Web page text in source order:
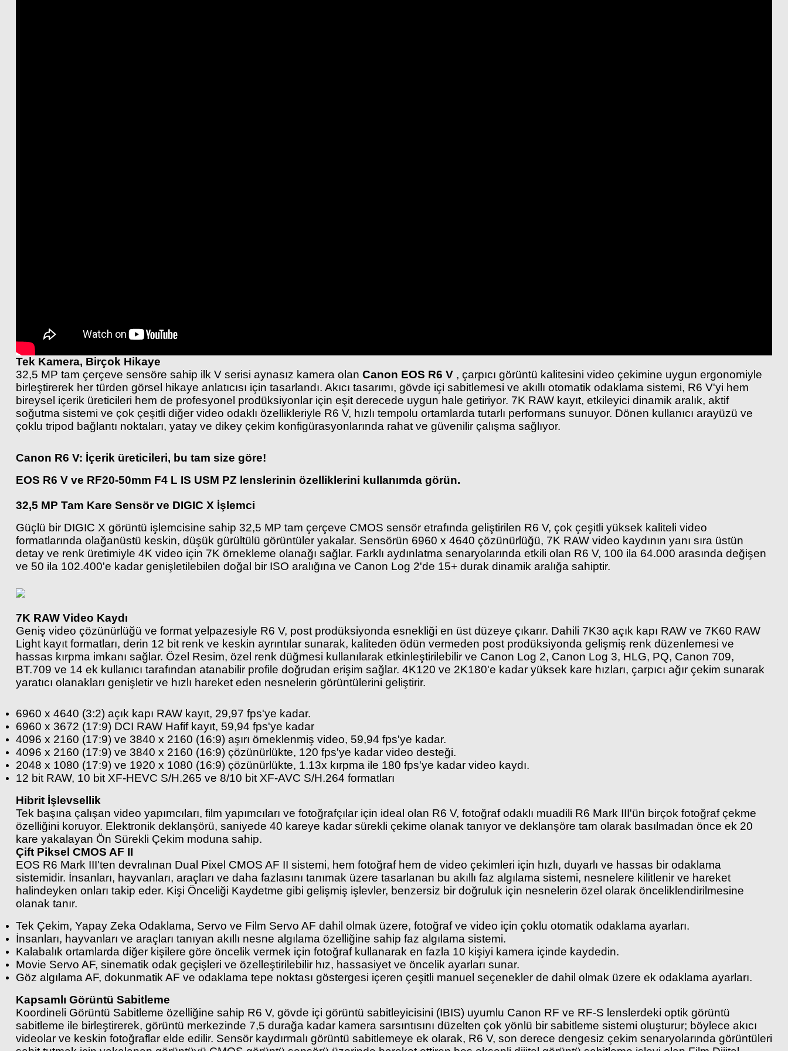
Tek Kamera, Birçok Hikaye
32,5 MP tam çerçeve sensöre sahip ilk V serisi aynasız kamera olan Canon EOS R6 V , çarpıcı görüntü kalitesini video çekimine uygun ergonomiyle
birleştirerek her türden görsel hikaye anlatıcısı için tasarlandı. Akıcı tasarımı, gövde içi sabitlemesi ve akıllı otomatik odaklama sistemi, R6 V'yi hem
bireysel içerik üreticileri hem de profesyonel prodüksiyonlar için eşit derecede uygun hale getiriyor. 7K RAW kayıt, etkileyici dinamik aralık, aktif
soğutma sistemi ve çok çeşitli diğer video odaklı özellikleriyle R6 V, hızlı tempolu ortamlarda tutarlı performans sunuyor. Dönen kullanıcı arayüzü ve
çoklu tripod bağlantı noktaları, yatay ve dikey çekim konfigürasyonlarında rahat ve güvenilir çalışma sağlıyor.
Canon R6 V: İçerik üreticileri, bu tam size göre!
EOS R6 V ve RF20-50mm F4 L IS USM PZ lenslerinin özelliklerini kullanımda görün.
32,5 MP Tam Kare Sensör ve DIGIC X İşlemci
Güçlü bir DIGIC X görüntü işlemcisine sahip 32,5 MP tam çerçeve CMOS sensör etrafında geliştirilen R6 V, çok çeşitli yüksek kaliteli video
formatlarında olağanüstü keskin, düşük gürültülü görüntüler yakalar. Sensörün 6960 x 4640 çözünürlüğü, 7K RAW video kaydının yanı sıra üstün
detay ve renk üretimiyle 4K video için 7K örnekleme olanağı sağlar. Farklı aydınlatma senaryolarında etkili olan R6 V, 100 ila 64.000 arasında değişen
ve 50 ila 102.400'e kadar genişletilebilen doğal bir ISO aralığına ve Canon Log 2'de 15+ durak dinamik aralığa sahiptir.
7K RAW Video Kaydı
Geniş video çözünürlüğü ve format yelpazesiyle R6 V, post prodüksiyonda esnekliği en üst düzeye çıkarır. Dahili 7K30 açık kapı RAW ve 7K60 RAW
Light kayıt formatları, derin 12 bit renk ve keskin ayrıntılar sunarak, kaliteden ödün vermeden post prodüksiyonda gelişmiş renk düzenlemesi ve
hassas kırpma imkanı sağlar. Özel Resim, özel renk düğmesi kullanılarak etkinleştirilebilir ve Canon Log 2, Canon Log 3, HLG, PQ, Canon 709,
BT.709 ve 14 ek kullanıcı tarafından atanabilir profile doğrudan erişim sağlar. 4K120 ve 2K180'e kadar yüksek kare hızları, çarpıcı ağır çekim sunarak
yaratıcı olanakları genişletir ve hızlı hareket eden nesnelerin görüntülerini geliştirir.
6960 x 4640 (3:2) açık kapı RAW kayıt, 29,97 fps'ye kadar.
6960 x 3672 (17:9) DCI RAW Hafif kayıt, 59,94 fps'ye kadar
4096 x 2160 (17:9) ve 3840 x 2160 (16:9) aşırı örneklenmiş video, 59,94 fps'ye kadar.
4096 x 2160 (17:9) ve 3840 x 2160 (16:9) çözünürlükte, 120 fps'ye kadar video desteği.
2048 x 1080 (17:9) ve 1920 x 1080 (16:9) çözünürlükte, 1.13x kırpma ile 180 fps'ye kadar video kaydı.
12 bit RAW, 10 bit XF-HEVC S/H.265 ve 8/10 bit XF-AVC S/H.264 formatları
Hibrit İşlevsellik
Tek başına çalışan video yapımcıları, film yapımcıları ve fotoğrafçılar için ideal olan R6 V, fotoğraf odaklı muadili R6 Mark III'ün birçok fotoğraf çekme
özelliğini koruyor. Elektronik deklanşörü, saniyede 40 kareye kadar sürekli çekime olanak tanıyor ve deklanşöre tam olarak basılmadan önce ek 20
kare yakalayan Ön Sürekli Çekim moduna sahip.
Çift Piksel CMOS AF II
EOS R6 Mark III'ten devralınan Dual Pixel CMOS AF II sistemi, hem fotoğraf hem de video çekimleri için hızlı, duyarlı ve hassas bir odaklama
sistemidir. İnsanları, hayvanları, araçları ve daha fazlasını tanımak üzere tasarlanan bu akıllı faz algılama sistemi, nesnelere kilitlenir ve hareket
halindeyken onları takip eder. Kişi Önceliği Kaydetme gibi gelişmiş işlevler, benzersiz bir doğruluk için nesnelerin özel olarak önceliklendirilmesine
olanak tanır.
Tek Çekim, Yapay Zeka Odaklama, Servo ve Film Servo AF dahil olmak üzere, fotoğraf ve video için çoklu otomatik odaklama ayarları.
İnsanları, hayvanları ve araçları tanıyan akıllı nesne algılama özelliğine sahip faz algılama sistemi.
Kalabalık ortamlarda diğer kişilere göre öncelik vermek için fotoğraf kullanarak en fazla 10 kişiyi kamera içinde kaydedin.
Movie Servo AF, sinematik odak geçişleri ve özelleştirilebilir hız, hassasiyet ve öncelik ayarları sunar.
Göz algılama AF, dokunmatik AF ve odaklama tepe noktası göstergesi içeren çeşitli manuel seçenekler de dahil olmak üzere ek odaklama ayarları.
Kapsamlı Görüntü Sabitleme
Koordineli Görüntü Sabitleme özelliğine sahip R6 V, gövde içi görüntü sabitleyicisini (IBIS) uyumlu Canon RF ve RF-S lenslerdeki optik görüntü
sabitleme ile birleştirerek, görüntü merkezinde 7,5 durağa kadar kamera sarsıntısını düzelten çok yönlü bir sabitleme sistemi oluşturur; böylece akıcı
videolar ve keskin fotoğraflar elde edilir. Sensör kaydırmalı görüntü sabitlemeye ek olarak, R6 V, son derece dengesiz çekim senaryolarında görüntüleri